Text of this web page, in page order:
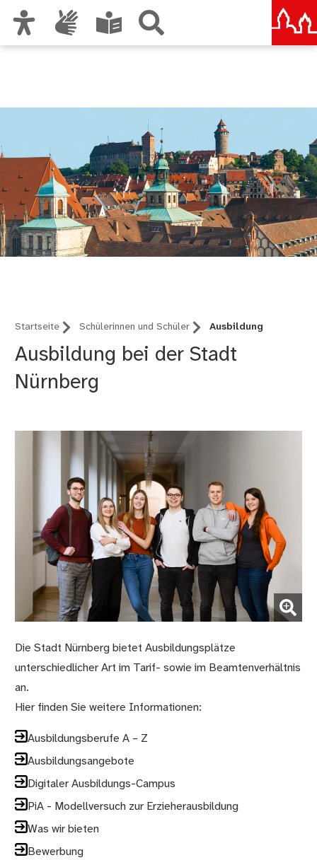
Startseite Schülerinnen und Schüler Ausbildung
Ausbildung bei der Stadt
Nürnberg
(Bild vergrößern)
Die Stadt Nürnberg bietet Ausbildungsplätze
unterschiedlicher Art im Tarif- sowie im Beamtenverhältnis
an.
Hier finden Sie weitere Informationen:
Ausbildungsberufe A – Z
Ausbildungsangebote
Digitaler Ausbildungs-Campus
PiA - Modellversuch zur Erzieherausbildung
Was wir bieten
Bewerbung